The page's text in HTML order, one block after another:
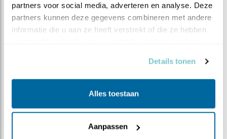
partners voor social media, adverteren en analyse. Deze
partners kunnen deze gegevens combineren met andere
informatie die u aan ze heeft verstrekt of die ze hebben
Details tonen
Alles toestaan
Aanpassen
Zoekplaatje
Jan-Willem BDL | Geplaatst op 6 maart 2023, 10:31 |